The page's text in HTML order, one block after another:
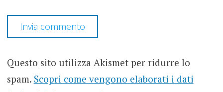
Questo sito utilizza Akismet per ridurre lo
spam. Scopri come vengono elaborati i dati